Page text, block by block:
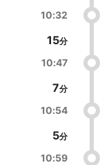
10:32
15
10:47
7
10:54
5
10:59